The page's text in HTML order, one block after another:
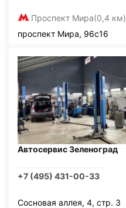
Проспект Мира(0,4 км)
проспект Мира, 96с16
Автосервис Зеленоград
+7 (495) 431-00-33
Сосновая аллея, 4, стр. 3